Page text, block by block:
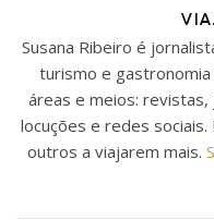
Susana Ribeiro é
turismo e
áreas e meios:
locuções e redes
outros a viajarem mais.